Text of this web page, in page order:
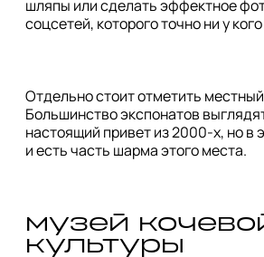
шляпы или сделать эффектное
соцсетей, которого точно ни у
Отдельно стоит отметить
Большинство экспонатов
настоящий привет из 2000-х, но в
и есть часть шарма этого места.
музей
культуры